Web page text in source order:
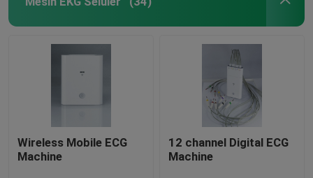
Wireless Mobile ECG
Machine
12 channel Digital ECG
Machine